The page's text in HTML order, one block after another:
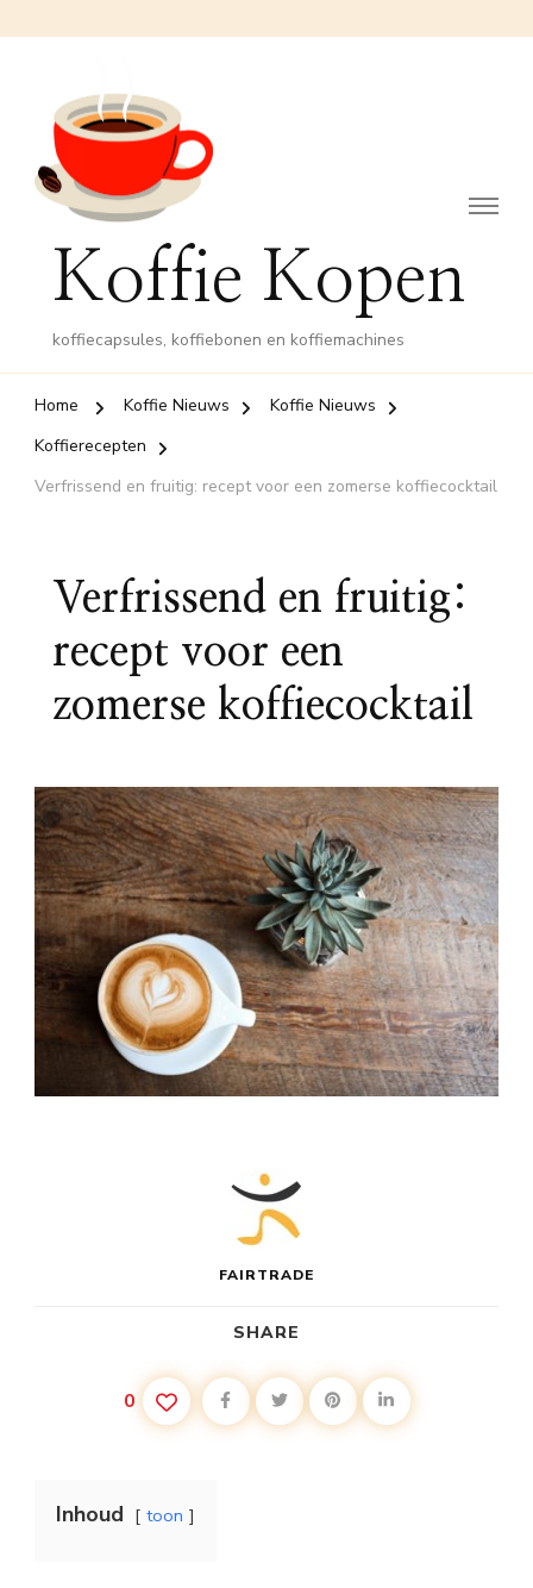
Koffie Kopen
koffiecapsules, koffiebonen en koffiemachines
Home Koffie Nieuws
Koffie Nieuws
Koffierecepten
Verfrissend en fruitig: recept voor een zomerse koffiecocktail
Verfrissend en fruitig:
recept voor een
zomerse koffiecocktail
FAIRTRADE
SHARE
0
Inhoud toon